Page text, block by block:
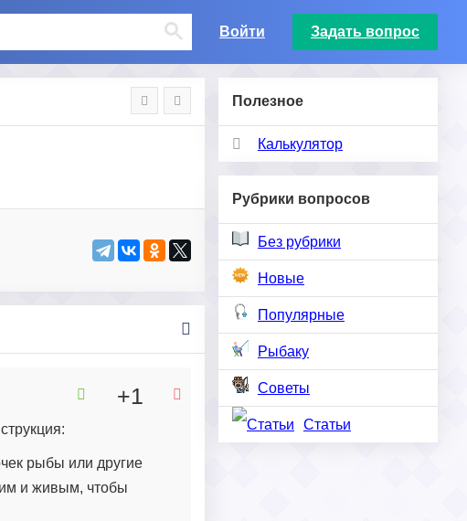
Войти Задать вопрос
Полезное
Калькулятор
Рубрики вопросов
Без рубрики
Новые
Популярные
Рыбаку
Советы
Статьи
рыбы или другие
и живым, чтобы
+1